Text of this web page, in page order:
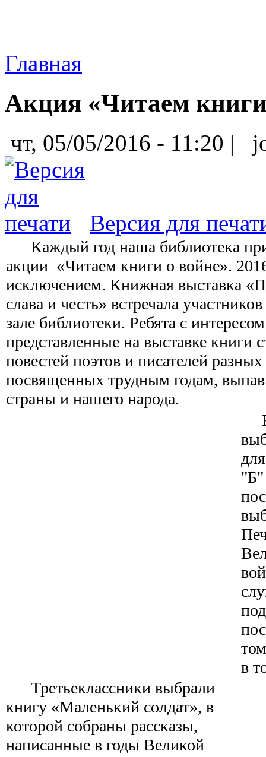
Главная
Акция «Читаем
чт, 05/05/2016 - 11:20 |
Версия для
Каждый год наша библиотека
акции «Читаем книги о войне».
исключением. Книжная выставка
слава и честь» встречала
зале библиотеки. Ребята с
представленные на выставке книги
повестей поэтов и писателей
посвященных трудным годам,
страны и нашего народа.
"Б"
в
Третьеклассники выбрали
книгу «Маленький солдат», в
которой собраны рассказы,
написанные в годы Великой